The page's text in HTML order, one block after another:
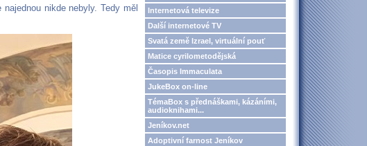
nikde nebyly. Tedy měl
Internetová televize
Další internetové TV
Svatá země Izrael, virtuální pouť
Matice cyrilometodějská
Časopis Immaculata
JukeBox on-line
TémaBox s přednáškami, kázáními,
audioknihami...
Jeníkov.net
Adoptivní farnost Jeníkov